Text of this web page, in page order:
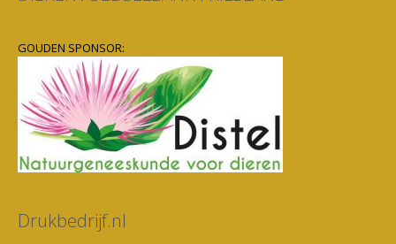
GOUDEN SPONSOR:
Drukbedrijf.nl